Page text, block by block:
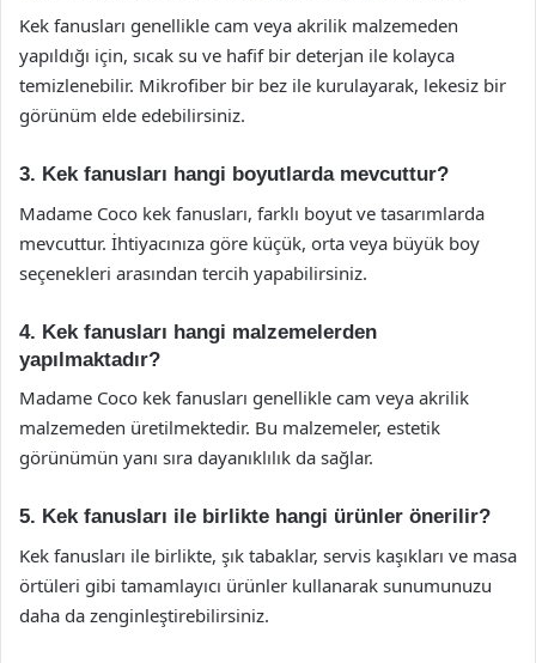
Kek fanusları genellikle cam veya akrilik malzemeden
yapıldığı için, sıcak su ve hafif bir deterjan ile kolayca
temizlenebilir. Mikrofiber bir bez ile kurulayarak, lekesiz bir
görünüm elde edebilirsiniz.
3. Kek fanusları hangi boyutlarda mevcuttur?
Madame Coco kek fanusları, farklı boyut ve tasarımlarda
mevcuttur. İhtiyacınıza göre küçük, orta veya büyük boy
seçenekleri arasından tercih yapabilirsiniz.
4. Kek fanusları hangi malzemelerden
yapılmaktadır?
Madame Coco kek fanusları genellikle cam veya akrilik
malzemeden üretilmektedir. Bu malzemeler, estetik
görünümün yanı sıra dayanıklılık da sağlar.
5. Kek fanusları ile birlikte hangi ürünler önerilir?
Kek fanusları ile birlikte, şık tabaklar, servis kaşıkları ve masa
örtüleri gibi tamamlayıcı ürünler kullanarak sunumunuzu
daha da zenginleştirebilirsiniz.